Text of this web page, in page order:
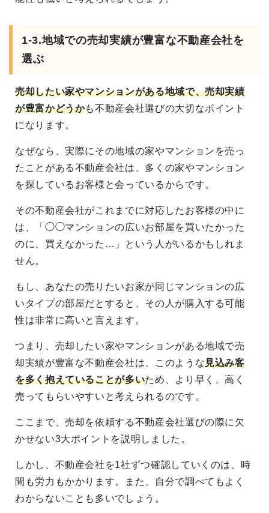
1-3.地域での売却実績が豊富な不動産会社を
選ぶ
売却したい家やマンションがある地域で、売却実績
が豊富かどうかも不動産会社選びの大切なポイント
になります。
なぜなら、実際にその地域の家やマンションを売っ
たことがある不動産会社は、多くの家やマンション
を探しているお客様と会っているからです。
その不動産会社がこれまでに対応したお客様の中に
は、「◯◯マンションの広いお部屋を買いたかった
のに、買えなかった…」という人がいるかもしれま
せん。
もし、あなたの売りたいお家が同じマンションの広
いタイプの部屋だとすると、その人が購入する可能
性は非常に高いと言えます。
つまり、売却したい家やマンションがある地域で売
却実績が豊富な不動産会社は、このような見込み客
を多く抱えていることが多いため、より早く、高く
売ってもらいやすいと考えられるのです。
ここまで、売却を依頼する不動産会社選びの際に欠
かせない3大ポイントを説明しました。
しかし、不動産会社を1社ずつ確認していくのは、時
間も労力もかかります。また、自分で調べてもよく
わからないことも多いでしょう。